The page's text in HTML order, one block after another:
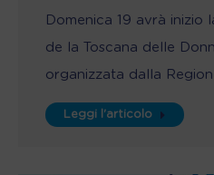
Domenica 19 avrà inizio
de la Toscana delle
organizzata dalla
Leggi l'articolo